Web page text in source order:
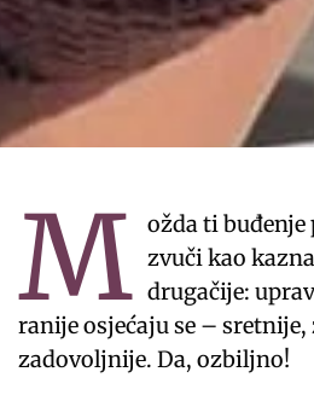
M ožda ti buđenje
zvuči kao
drugačije:
ranije osjećaju se –
zadovoljnije. Da, ozbiljno!